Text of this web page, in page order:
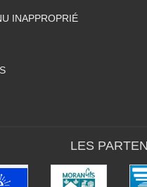
INAPPROPRIÉ
LES